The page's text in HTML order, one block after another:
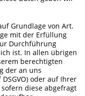
Grundlage von Art.
mit der Erfüllung
Durchführung
ist. In allen übrigen
berechtigten
der an uns
oder auf Ihrer
sofern diese abgefragt